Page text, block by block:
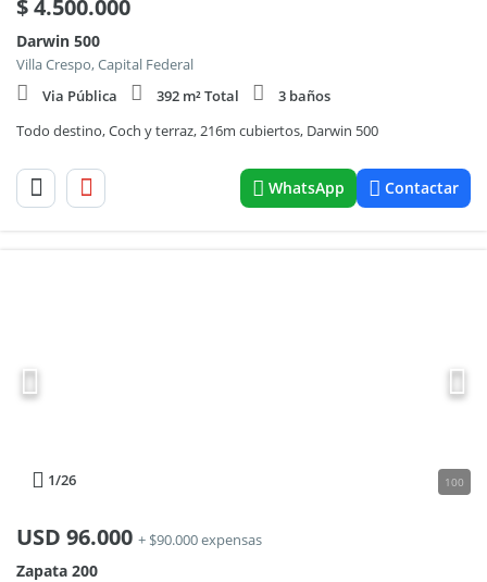
$4.500.000
Darwin 500
Villa Crespo, Capital Federal
Via Pública
392 m² Total
3 baños
Todo destino, Coch y terraz, 216m cubiertos, Darwin 500
WhatsApp Contactar
1/26 100
USD 96.000 + $90.000 expensas
Zapata 200